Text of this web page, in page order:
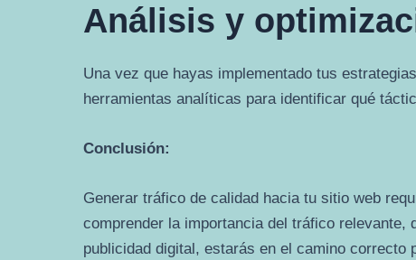
Análisis y
Una vez que hayas implementado tus
herramientas analíticas para identificar qué
Conclusión:
Generar tráfico de calidad hacia tu sitio web
comprender la importancia del tráfico
publicidad digital, estarás en el camino